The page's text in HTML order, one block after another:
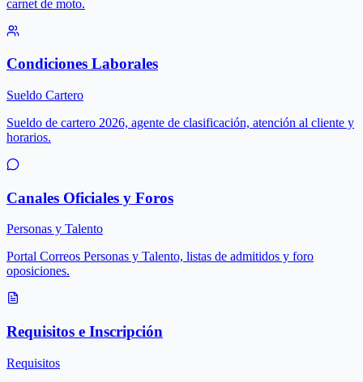
carnet de moto.
Condiciones Laborales
Sueldo Cartero
Sueldo de cartero 2026, agente de clasificación, atención al cliente y
horarios.
Canales Oficiales y Foros
Personas y Talento
Portal Correos Personas y Talento, listas de admitidos y foro
oposiciones.
Requisitos e Inscripción
Requisitos